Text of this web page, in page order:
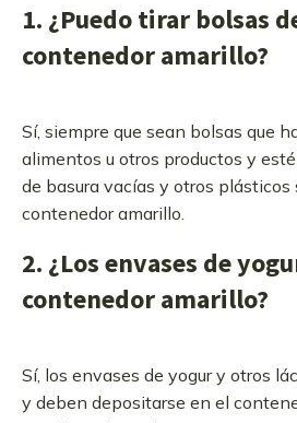
1. ¿Puedo tirar bolsas
contenedor amarillo?
Sí, siempre que sean bolsas que
alimentos u otros productos y
de basura vacías y otros plásticos
contenedor amarillo.
2. ¿Los envases de
contenedor amarillo?
Sí, los envases de yogur y otros
y deben depositarse en el